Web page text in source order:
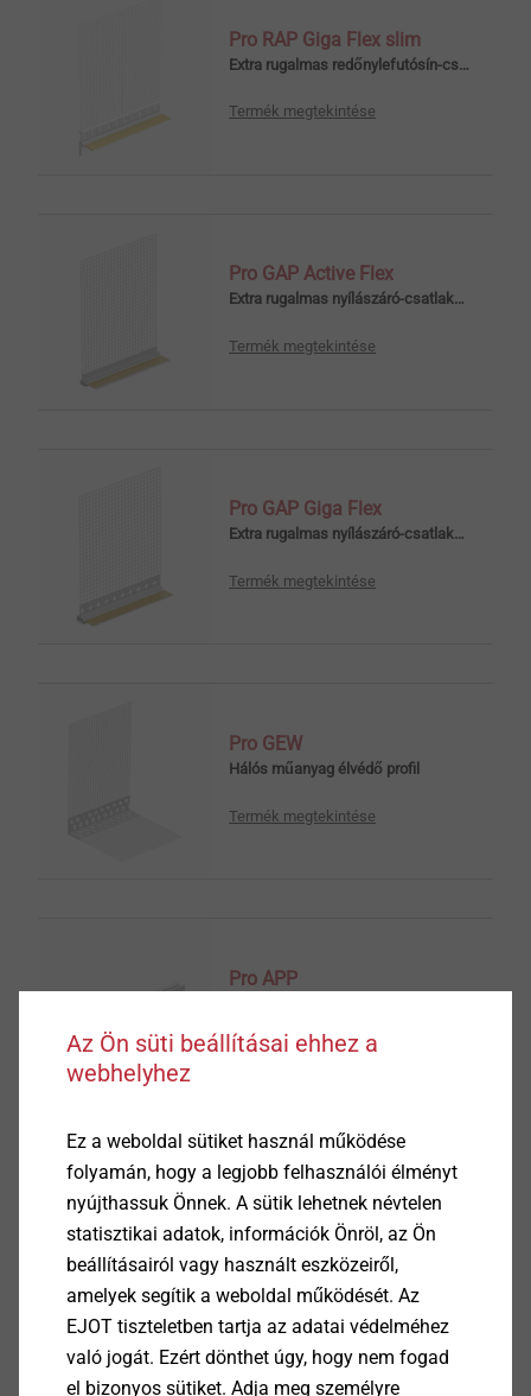
Pro RAP Giga Flex slim
Extra rugalmas redőnylefutósín-csatlakozó profil
Termék megtekintése
Pro GAP Active Flex
Extra rugalmas nyílászáró-csatlakozó profil
Termék megtekintése
Pro GAP Giga Flex
Extra rugalmas nyílászáró-csatlakozó profil
Termék megtekintése
Pro GEW
Hálós műanyag élvédő profil
Termék megtekintése
Pro APP
Termék megtekintése
Pro ASP-R
Termék megtekintése
Az Ön süti beállításai ehhez a
webhelyhez
Ez a weboldal sütiket használ működése
folyamán, hogy a legjobb felhasználói élményt
nyújthassuk Önnek. A sütik lehetnek névtelen
statisztikai adatok, információk Önröl, az Ön
beállításairól vagy használt eszközeiről,
amelyek segítik a weboldal működését. Az
EJOT tiszteletben tartja az adatai védelméhez
való jogát. Ezért dönthet úgy, hogy nem fogad
el bizonyos sütiket. Adja meg személyre